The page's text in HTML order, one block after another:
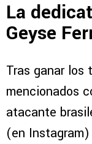
La
Geyse
Tras ganar los
mencionados
atacante
(en